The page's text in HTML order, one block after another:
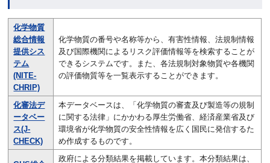
化学物質
総合情報
提供シス
テム
(NITE-
CHRIP)
化学物質の番号や名称等から、有害性情報、法規制情報
及び国際機関によるリスク評価情報等を検索することが
できるシステムです。また、各法規制対象物質や各機関
の評価物質等を一覧表示することができます。
化審法デ
ータベー
ス(J-
CHECK)
本データベースは、「化学物質の審査及び製造等の規制
に関する法律」にかかわる厚生労働省、経済産業省及び
環境省が化学物質の安全性情報を広く国民に発信するた
め作成するものです。
政府による分類結果を掲載しています。本分類結果は、